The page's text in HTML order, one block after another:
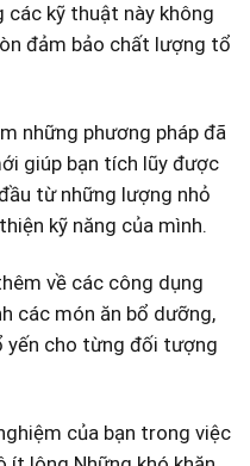
kỹ thuật này không
đảm bảo chất lượng tổ
những phương pháp đã
giúp bạn tích lũy được
từ những lượng nhỏ
kỹ năng của mình.
về các công dụng
các món ăn bổ dưỡng,
​yến cho từng đối tượng
của ​bạn trong việc